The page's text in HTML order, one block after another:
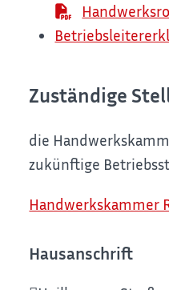
Zuständige
die
zukünftige
Handwerkskammer
Hausanschrift